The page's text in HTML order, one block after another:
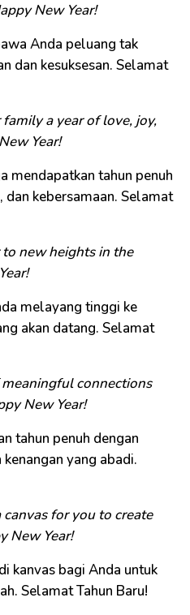
New Year!
Anda peluang tak
dan kesuksesan. Selamat
a year of love, joy,
Year!
mendapatkan tahun penuh
dan kebersamaan. Selamat
new heights in the
melayang tinggi ke
akan datang. Selamat
connections
New Year!
tahun penuh dengan
yang abadi.
for you to create
New Year!
kanvas bagi Anda untuk
Selamat Tahun Baru!